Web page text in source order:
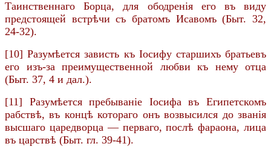
Таинственнаго Борца, для ободренія его въ виду
предстоящей встрѣчи съ братомъ Исавомъ (Быт. 32,
24-32).
[10] Разумѣется зависть къ Іосифу старшихъ братьевъ
его изъ-за преимущественной любви къ нему отца
(Быт. 37, 4 и дал.).
[11] Разумѣется пребываніе Іосифа въ Египетскомъ
рабствѣ, въ концѣ котораго онъ возвысился до званія
высшаго царедворца — перваго, послѣ фараона, лица
въ царствѣ (Быт. гл. 39-41).